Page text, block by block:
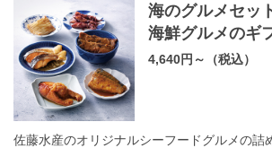
海のグルメセッ
海鮮グルメのギ
4,640円～（税込）
佐藤水産のオリジナルシーフードグルメの詰